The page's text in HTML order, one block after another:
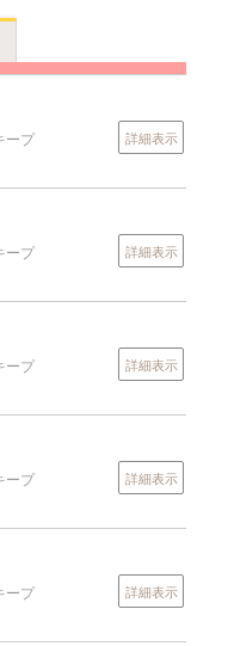
ープ 詳細表示
ープ 詳細表示
ープ 詳細表示
ープ 詳細表示
ープ 詳細表示